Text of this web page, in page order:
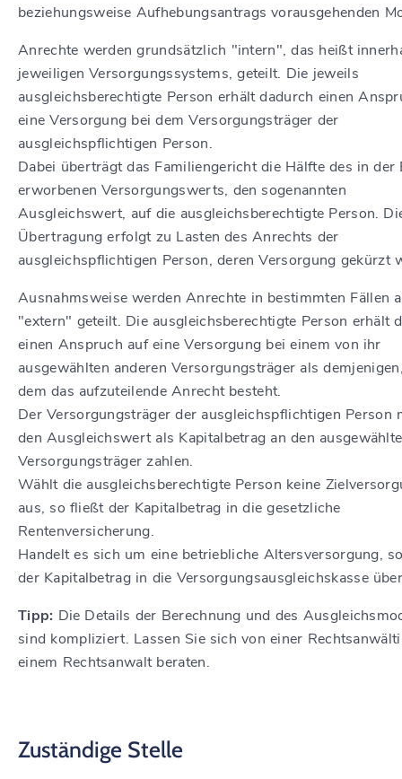
beziehungsweise Aufhebungsantrags vorausgehenden
Anrechte werden grundsätzlich "intern", das heißt
jeweiligen Versorgungssystems, geteilt. Die jeweils
ausgleichsberechtigte Person erhält dadurch einen
eine Versorgung bei dem Versorgungsträger der
ausgleichspflichtigen Person.
Dabei überträgt das Familiengericht die Hälfte des in der
erworbenen Versorgungswerts, den sogenannten
Ausgleichswert, auf die ausgleichsberechtigte Person.
Übertragung erfolgt zu Lasten des Anrechts der
ausgleichspflichtigen Person, deren Versorgung gekürzt
Ausnahmsweise werden Anrechte in bestimmten Fällen
"extern" geteilt. Die ausgleichsberechtigte Person erhält
einen Anspruch auf eine Versorgung bei einem von ihr
ausgewählten anderen Versorgungsträger als
dem das aufzuteilende Anrecht besteht.
Der Versorgungsträger der ausgleichspflichtigen Person
den Ausgleichswert als Kapitalbetrag an den
Versorgungsträger zahlen.
Wählt die ausgleichsberechtigte Person keine
aus, so fließt der Kapitalbetrag in die gesetzliche
Rentenversicherung.
Handelt es sich um eine betriebliche Altersversorgung,
der Kapitalbetrag in die Versorgungsausgleichskasse
Tipp: Die Details der Berechnung und des
sind kompliziert. Lassen Sie sich von einer
einem Rechtsanwalt beraten.
Zuständige Stelle